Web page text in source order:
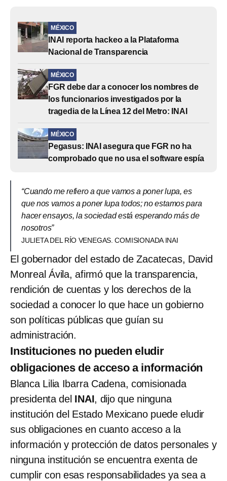
MÉXICO
INAI reporta hackeo a la Plataforma
Nacional de Transparencia
MÉXICO
FGR debe dar a conocer los nombres de
los funcionarios investigados por la
tragedia de la Línea 12 del Metro: INAI
MÉXICO
Pegasus: INAI asegura que FGR no ha
comprobado que no usa el software espía
“Cuando me refiero a que vamos a poner lupa, es
que nos vamos a poner lupa todos; no estamos para
hacer ensayos, la sociedad está esperando más de
nosotros”
JULIETA DEL RÍO VENEGAS. COMISIONADA INAI
El gobernador del estado de Zacatecas, David
Monreal Ávila, afirmó que la transparencia,
rendición de cuentas y los derechos de la
sociedad a conocer lo que hace un gobierno
son políticas públicas que guían su
administración.
Instituciones no pueden eludir
obligaciones de acceso a información
Blanca Lilia Ibarra Cadena, comisionada
presidenta del INAI, dijo que ninguna
institución del Estado Mexicano puede eludir
sus obligaciones en cuanto acceso a la
información y protección de datos personales y
ninguna institución se encuentra exenta de
cumplir con esas responsabilidades ya sea a